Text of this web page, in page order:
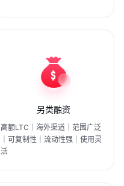
另类融资
高额LTC｜海外渠道｜范围广泛
｜可复制性｜流动性强｜使用灵
活